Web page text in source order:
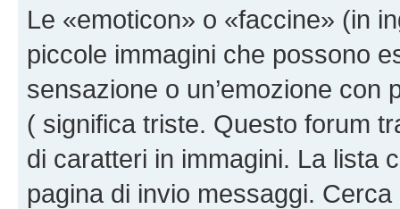
Le «emoticon» o «faccine» (in
piccole immagini che possono
sensazione o un’emozione
( significa triste. Questo forum
di caratteri in immagini. La lista
pagina di invio messaggi.